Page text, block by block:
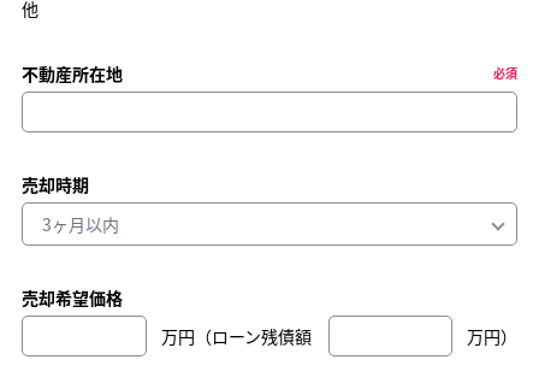
他
不動産所在地 必須
売却時期
売却希望価格
万円（ローン残債額
万円）